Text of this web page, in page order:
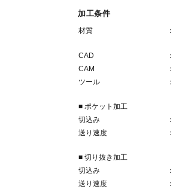
加工条件
材質
CAD
CAM
ツール
■ ポケット加工
切込み
送り速度
■ 切り抜き加工
切込み
送り速度